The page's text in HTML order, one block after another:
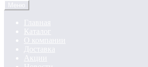
Меню
Главная
Каталог
О компании
Доставка
Акции